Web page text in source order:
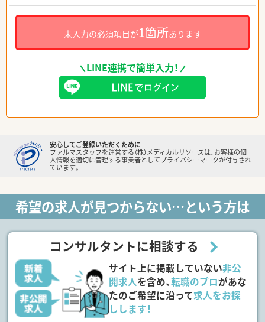
未入力の必須項目が1箇所あります
LINE連携で簡単入力！
安心してご登録いただくために
ファルマスタッフを運営する（株）メディカルリソースは、お客様の個
人情報を適切に管理する事業者としてプライバシーマークが付与され
ています。
希望の求人が見つからない…という方は
コンサルタントに相談する
サイト上に掲載していない非公
開求人を含め、転職のプロがあな
たのご希望に沿って求人をお探
しします！